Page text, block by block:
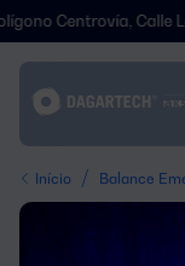
Calle La
Início / Balance